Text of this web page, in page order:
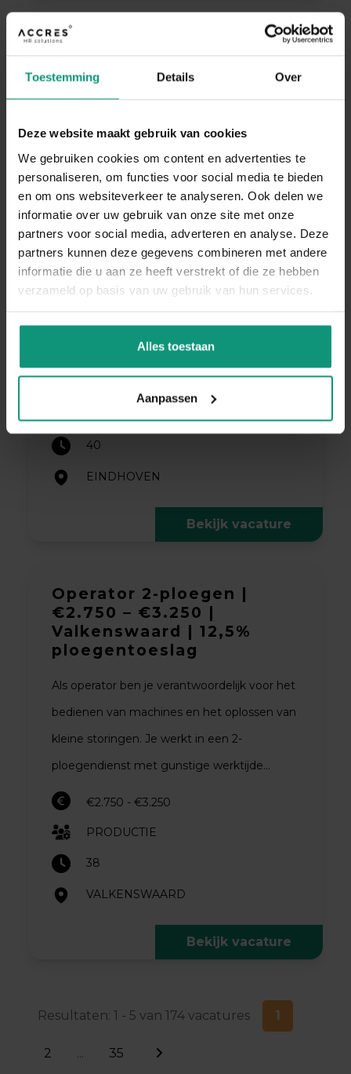
Toestemming Details Over
Deze website maakt gebruik van cookies
We gebruiken cookies om content en advertenties te
personaliseren, om functies voor social media te bieden
en om ons websiteverkeer te analyseren. Ook delen we
informatie over uw gebruik van onze site met onze
partners voor social media, adverteren en analyse. Deze
partners kunnen deze gegevens combineren met andere
informatie die u aan ze heeft verstrekt of die ze hebben
verzameld op basis van uw gebruik van hun services.
Alles toestaan
Aanpassen
VRAGEN OVER EEN
APP MET NIELS
Allround loodgieter |
€3.500 – €4.000 |
Eindhoven | 45 vrije
dagen
Als allround loodgieter binnen onze afdeling
Service & Onderhoud ben jij de specialist in
onderhoudswerkzaamheden. Je...
40
EINDHOVEN
Bekijk vacature
Operator 2-ploegen |
€2.750 – €3.250 |
Valkenswaard | 12,5%
ploegentoeslag
Als operator ben je verantwoordelijk voor het
bedienen van machines en het oplossen van
kleine storingen. Je werkt in een 2-
ploegendienst met gunstige werktijde...
€2.750 - €3.250
PRODUCTIE
38
VALKENSWAARD
Bekijk vacature
Resultaten: 1 - 5 van 174 vacatures 1
2 ... 35